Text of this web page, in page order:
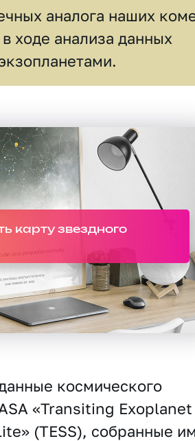
аналога наших
ходе анализа данных
карту звездного
космического
«Transiting Exoplanet
(TESS), собранные